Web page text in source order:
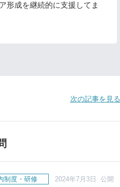
形成を継続的に支援してま
次の記事を見る
制度・研修 2024年7月3日 公開